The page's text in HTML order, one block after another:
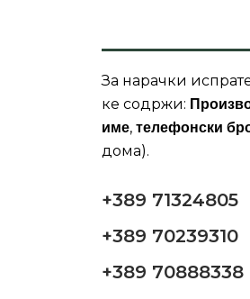
За нарачки
ке содржи:
име, телефонски
дома).
+389 71324805
+389 70239310
+389 70888338